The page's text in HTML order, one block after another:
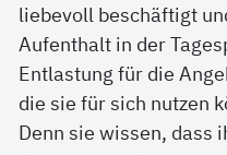
liebevoll beschäftigt
Aufenthalt in der
Entlastung für die
die sie für sich nutzen
Denn sie wissen, dass